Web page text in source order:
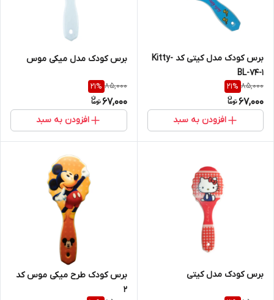
برس کودک مدل کیتی کد Kitty-
BL-74-1
85,000
21%
67,000
افزودن به سبد
برس کودک مدل میکی موس
85,000
21%
67,000
افزودن به سبد
برس کودک مدل کیتی
برس کودک طرح میکی موس کد
2